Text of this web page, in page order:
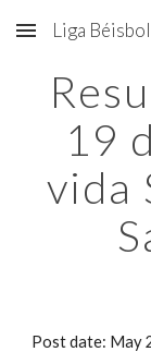
Skip to main
Liga
19
vida
Post date: May